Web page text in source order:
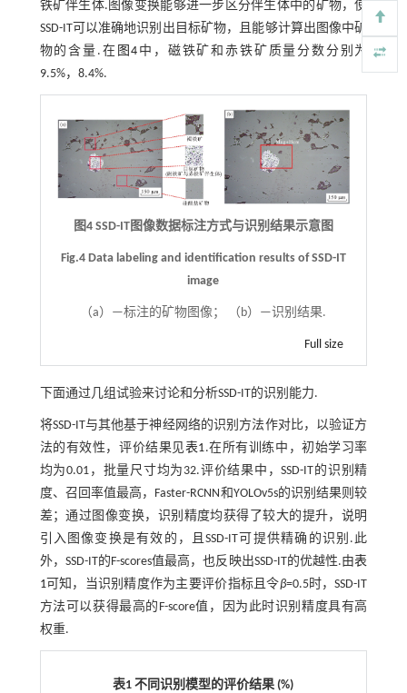
铁矿伴生体.图像变换能够进一步区分伴生体中的矿物，使
SSD-IT可以准确地识别出目标矿物，且能够计算出图像中矿
物的含量.在 图4 中，磁铁矿和赤铁矿质量分数分别为
9.5%，8.4%.
图4 SSD-IT图像数据标注方式与识别结果示意图
Fig.4 Data labeling and identification results of SSD-IT
image
（a）—标注的矿物图像； （b）—识别结果.
Full size
下面通过几组试验来讨论和分析SSD-IT的识别能力.
将SSD-IT与其他基于神经网络的识别方法作对比，以验证方
法的有效性，评价结果见表1.在所有训练中，初始学习率
均为0.01，批量尺寸均为32.评价结果中，SSD-IT的识别精
度、召回率值最高，Faster-RCNN和YOLOv5s的识别结果则较
差；通过图像变换，识别精度均获得了较大的提升，说明
引入图像变换是有效的，且SSD-IT可提供精确的识别.此
外，SSD-IT的F-scores值最高，也反映出SSD-IT的优越性.由表
1可知，当识别精度作为主要评价指标且令β=0.5时，SSD-IT
方法可以获得最高的F-score值，因为此时识别精度具有高
权重.
表1 不同识别模型的评价结果 (%)